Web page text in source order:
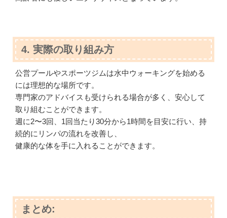
4. 実際の取り組み方
公営プールやスポーツジムは水中ウォーキングを始める
には理想的な場所です。
専門家のアドバイスも受けられる場合が多く、安心して
取り組むことができます。
週に2〜3回、1回当たり30分から1時間を目安に行い、持
続的にリンパの流れを改善し、
健康的な体を手に入れることができます。
まとめ: